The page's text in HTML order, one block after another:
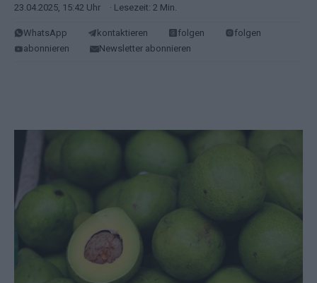
23.04.2025, 15:42 Uhr
· Lesezeit: 2 Min.
WhatsApp kontaktieren folgen
folgen
abonnieren
Newsletter abonnieren